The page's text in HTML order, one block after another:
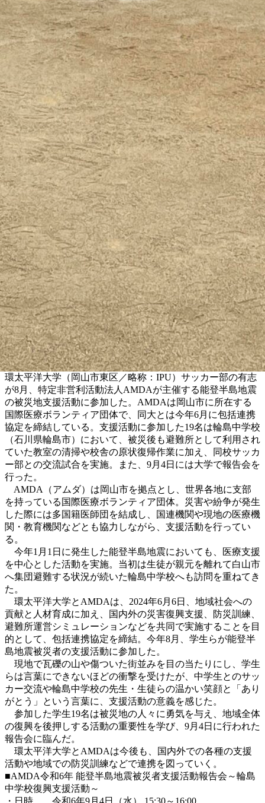
環太平洋大学（岡山市東区／略称：IPU）サッカー部の有志
が8月、特定非営利活動法人AMDAが主催する能登半島地震
の被災地支援活動に参加した。AMDAは岡山市に所在する
国際医療ボランティア団体で、同大とは今年6月に包括連携
協定を締結している。支援活動に参加した19名は輪島中学校
（石川県輪島市）において、被災後も避難所として利用され
ていた教室の清掃や校舎の原状復帰作業に加え、同校サッカ
ー部との交流試合を実施。また、9月4日には大学で報告会を
行った。
AMDA（アムダ）は岡山市を拠点とし、世界各地に支部
を持っている 国際医療ボランティア団体。災害や紛争が発生
した際には多国籍医師団を結成し、国連機関や現地の医療機
関・教育機関などとも協力しながら、支援活動を行ってい
る。
今年1月1日に発生した能登半島地震においても、医療支援
を中心とした活動を実施。当初は生徒が親元を離れて白山市
へ集団避難する状況が続いた輪島中学校へも訪問を重ねてき
た。
環太平洋大学とAMDAは、2024年6月6日、地域社会への
貢献と人材育成に加え、国内外の災害復興支援、防災訓練、
避難所運営シミュレーションなどを共同で実施することを目
的として、包括連携協定を締結。今年8月、学生らが能登半
島地震被災者の支援活動に参加した。
現地で瓦礫の山や傷ついた街並みを目の当たりにし、学生
らは言葉にできないほどの衝撃を受けたが、中学生とのサッ
カー交流や輪島中学校の先生・生徒らの温かい笑顔と「あり
がとう」という言葉に、支援活動の意義を感じた。
参加した学生19名は被災地の人々に勇気を与え、地域全体
の復興を後押しする活動の重要性を学び、9月4日に行われた
報告会に臨んだ。
環太平洋大学とAMDAは今後も、国内外での各種の支援
活動や地域での防災訓練などで連携を図っていく。
■AMDA令和6年 能登半島地震被災者支援活動報告会～輪島
中学校復興支援活動～
・日時 令和6年9月4日（水） 15:30～16:00